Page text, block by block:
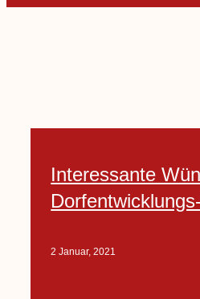
Interessante
2 Januar, 2021